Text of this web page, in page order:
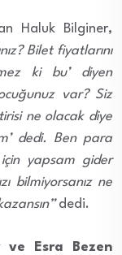
Haluk Bilginer,
Bilet fiyatlarını
ki bu’ diyen
var? Siz
ne olacak diye
dedi. Ben para
yapsam gider
bilmiyorsanız ne
dedi.
ve Esra Bezen